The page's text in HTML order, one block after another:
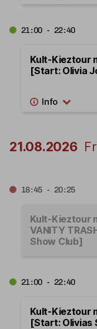
21:00 - 22:40
Kult-Kieztour
[Start: Olivia
21.08.2026
18:45 - 20:25
Kult-Kieztour
VANITY
Show Club]
21:00 - 22:40
Kult-Kieztour
[Start: Olivias